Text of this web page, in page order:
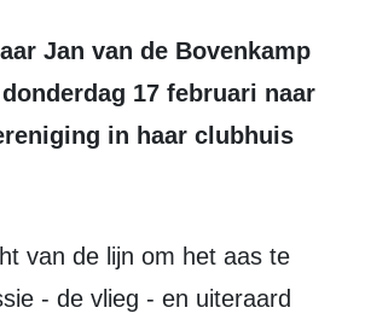
17 februari naar
in haar clubhuis
- de vlieg - en uiteraard